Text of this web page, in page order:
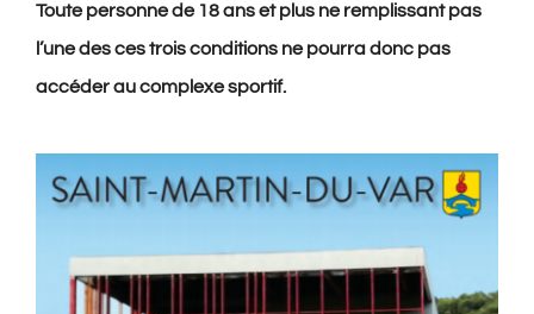
Toute personne de 18 ans et plus ne remplissant pas
l’une des ces trois conditions ne pourra donc pas
accéder au complexe sportif.